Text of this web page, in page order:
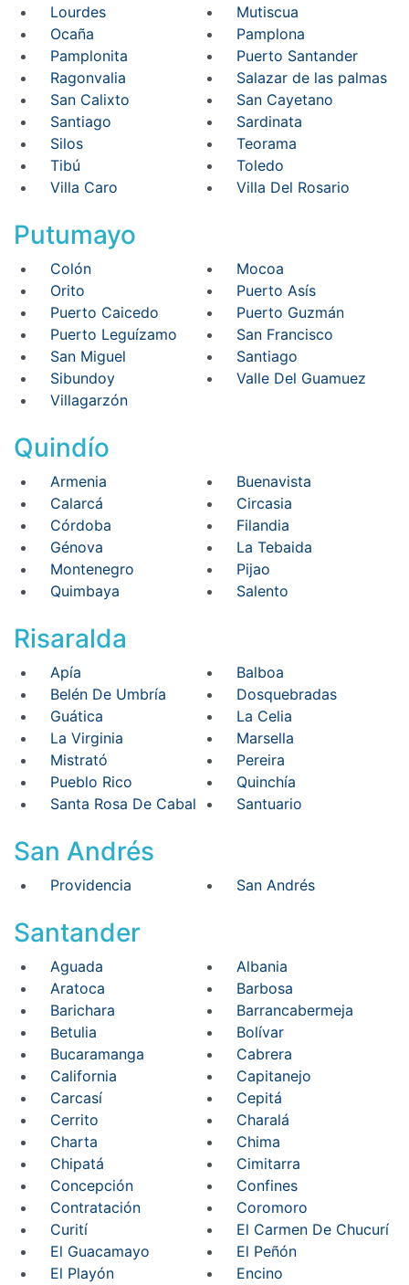
Lourdes
Mutiscua
Ocaña
Pamplona
Pamplonita
Puerto Santander
Ragonvalia
Salazar de las palmas
San Calixto
San Cayetano
Santiago
Sardinata
Silos
Teorama
Tibú
Toledo
Villa Caro
Villa Del Rosario
Putumayo
Colón
Mocoa
Orito
Puerto Asís
Puerto Caicedo
Puerto Guzmán
Puerto Leguízamo
San Francisco
San Miguel
Santiago
Sibundoy
Valle Del Guamuez
Villagarzón
Quindío
Armenia
Buenavista
Calarcá
Circasia
Córdoba
Filandia
Génova
La Tebaida
Montenegro
Pijao
Quimbaya
Salento
Risaralda
Apía
Balboa
Belén De Umbría
Dosquebradas
Guática
La Celia
La Virginia
Marsella
Mistrató
Pereira
Pueblo Rico
Quinchía
Santa Rosa De Cabal
Santuario
San Andrés
Providencia San Andrés
Santander
Aguada
Albania
Aratoca
Barbosa
Barichara
Barrancabermeja
Betulia
Bolívar
Bucaramanga
Cabrera
California
Capitanejo
Carcasí
Cepitá
Cerrito
Charalá
Charta
Chima
Chipatá
Cimitarra
Concepción
Confines
Contratación
Coromoro
Curití
El Carmen De Chucurí
El Guacamayo
El Peñón
El Playón
Encino